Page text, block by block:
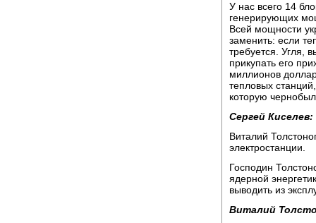
У нас всего 14
генерирующих
Всей мощности
заменить: если
требуется. Угля,
прикупать его
миллионов
тепловых
которую
Сергей Киселев:
Виталий
электростанции.
Господин
ядерной
выводить из
Виталий